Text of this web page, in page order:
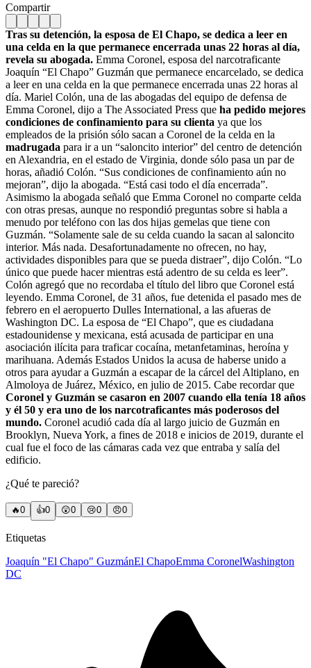
Compartir
Tras su detención, la esposa de El Chapo, se dedica a leer en
una celda en la que permanece encerrada unas 22 horas al día,
revela su abogada. Emma Coronel, esposa del narcotraficante
Joaquín “El Chapo” Guzmán que permanece encarcelado, se dedica
a leer en una celda en la que permanece encerrada unas 22 horas al
día. Mariel Colón, una de las abogadas del equipo de defensa de
Emma Coronel, dijo a The Associated Press que ha pedido mejores
condiciones de confinamiento para su clienta ya que los
empleados de la prisión sólo sacan a Coronel de la celda en la
madrugada para ir a un “saloncito interior” del centro de detención
en Alexandria, en el estado de Virginia, donde sólo pasa un par de
horas, añadió Colón. “Sus condiciones de confinamiento aún no
mejoran”, dijo la abogada. “Está casi todo el día encerrada”.
Asimismo la abogada señaló que Emma Coronel no comparte celda
con otras presas, aunque no respondió preguntas sobre si habla a
menudo por teléfono con las dos hijas gemelas que tiene con
Guzmán. “Solamente sale de su celda cuando la sacan al saloncito
interior. Más nada. Desafortunadamente no ofrecen, no hay,
actividades disponibles para que se pueda distraer”, dijo Colón. “Lo
único que puede hacer mientras está adentro de su celda es leer”.
Colón agregó que no recordaba el título del libro que Coronel está
leyendo. Emma Coronel, de 31 años, fue detenida el pasado mes de
febrero en el aeropuerto Dulles International, a las afueras de
Washington DC. La esposa de “El Chapo”, que es ciudadana
estadounidense y mexicana, está acusada de participar en una
asociación ilícita para traficar cocaína, metanfetaminas, heroína y
marihuana. Además Estados Unidos la acusa de haberse unido a
otros para ayudar a Guzmán a escapar de la cárcel del Altiplano, en
Almoloya de Juárez, México, en julio de 2015. Cabe recordar que
Coronel y Guzmán se casaron en 2007 cuando ella tenía 18 años
y él 50 y era uno de los narcotraficantes más poderosos del
mundo. Coronel acudió cada día al largo juicio de Guzmán en
Brooklyn, Nueva York, a fines de 2018 e inicios de 2019, durante el
cual fue el foco de las cámaras cada vez que entraba y salía del
edificio.
¿Qué te pareció?
🔥0 👍0 😲0 😢0 😠0
Etiquetas
Joaquín "El Chapo" GuzmánEl ChapoEmma CoronelWashington
DC